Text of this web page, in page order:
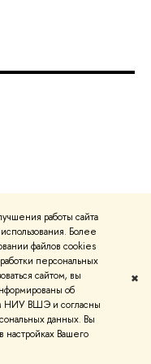
работы сайта
Более
файлов cookies
персональных
сайтом, вы
об
НИУ ВШЭ и согласны
данных. Вы
Вашего
✖
и